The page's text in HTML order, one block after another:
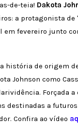
de-teia! Dakota
a protagonista de
em fevereiro junto
história de origem
Johnson como
Forçada a
destinadas a futuros
Confira ao vídeo